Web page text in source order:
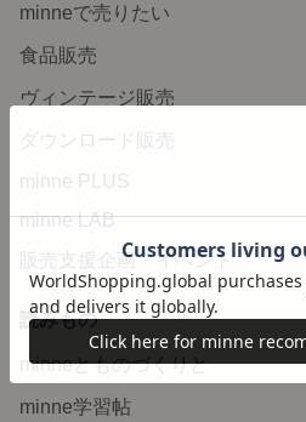
minneで売りたい
食品販売
ヴィンテージ販売
ダウンロード販売
minne PLUS
minne LAB
販売支援企画・イベント
読みもの
minneとものづくりと
minne学習帖